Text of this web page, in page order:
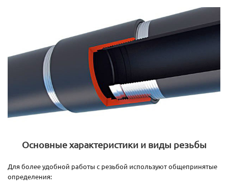
Основные характеристики и виды резьбы
Для более удобной работы с резьбой используют общепринятые
определения: